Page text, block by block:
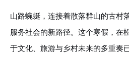
山路蜿蜒，连接着散落群山的古村
服务社会的新路径。这个寒假，在
于文化、旅游与乡村未来的多重